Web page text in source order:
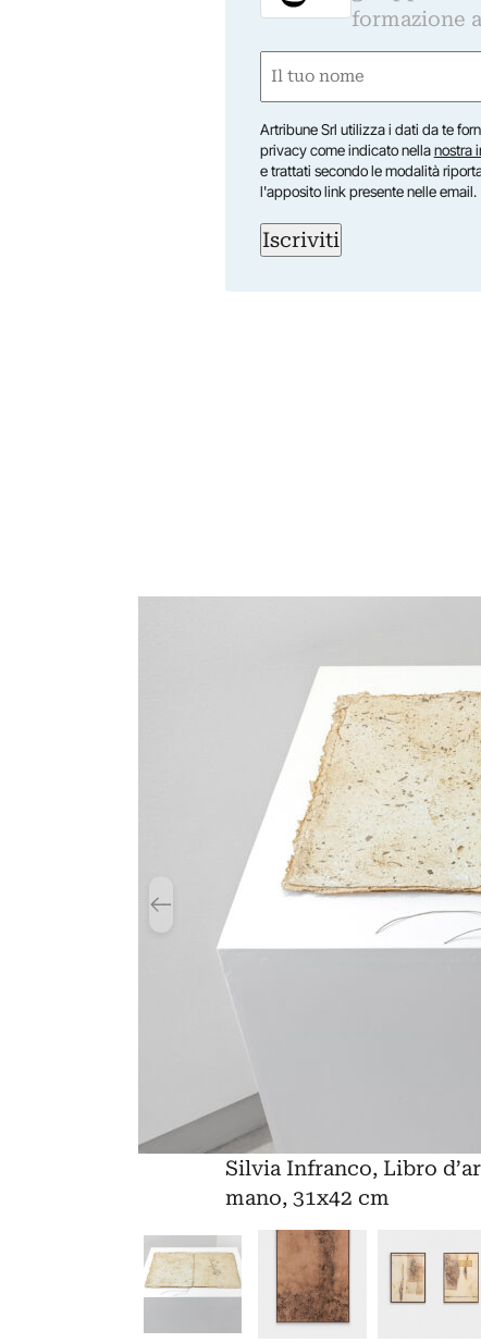
formazione
Nome
Nome
Artribune Srl utilizza i dati da te
privacy come indicato nellanostra
e trattati secondo le modalità
l'apposito link presente nelle email.
Iscriviti
Silvia Infranco, Libro
mano, 31x42 cm